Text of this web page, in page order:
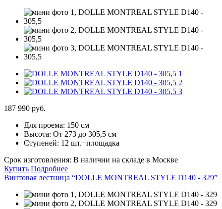
187 990 руб.
Для проема: 150 см
Высота: От 273 до 305,5 см
Ступеней: 12 шт.+площадка
Срок изготовления: В наличии на складе в Москве
Купить Подробнее
Винтовая лестница “DOLLE MONTREAL STYLE D140 - 329”